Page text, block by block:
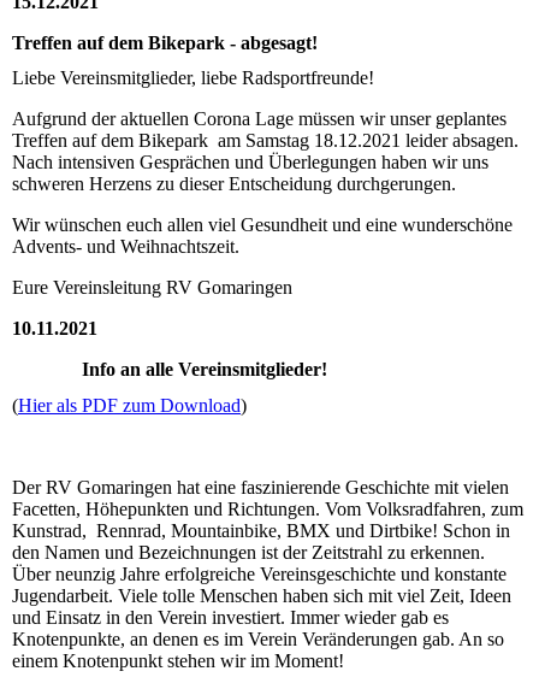
Treffen auf dem Bikepark - abgesagt!
Liebe Vereinsmitglieder, liebe Radsportfreunde!
Aufgrund der aktuellen Corona Lage müssen wir unser geplantes
Treffen auf dem Bikepark am Samstag 18.12.2021 leider absagen.
Nach intensiven Gesprächen und Überlegungen haben wir uns
schweren Herzens zu dieser Entscheidung durchgerungen.
Wir wünschen euch allen viel Gesundheit und eine wunderschöne
Advents- und Weihnachtszeit.
Eure Vereinsleitung RV Gomaringen
10.11.2021
Info an alle Vereinsmitglieder!
(Hier als PDF zum Download)
Der RV Gomaringen hat eine faszinierende Geschichte mit vielen
Facetten, Höhepunkten und Richtungen. Vom Volksradfahren, zum
Kunstrad, Rennrad, Mountainbike, BMX und Dirtbike! Schon in
den Namen und Bezeichnungen ist der Zeitstrahl zu erkennen.
Über neunzig Jahre erfolgreiche Vereinsgeschichte und konstante
Jugendarbeit. Viele tolle Menschen haben sich mit viel Zeit, Ideen
und Einsatz in den Verein investiert. Immer wieder gab es
Knotenpunkte, an denen es im Verein Veränderungen gab. An so
einem Knotenpunkt stehen wir im Moment!